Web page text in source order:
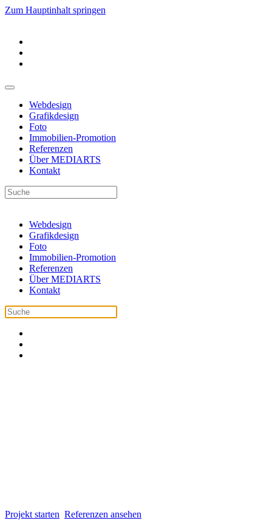
Zum Hauptinhalt springen
Webdesign
Grafikdesign
Foto
Immobilien-Promotion
Referenzen
Über MEDIARTS
Kontakt
Webdesign
Grafikdesign
Foto
Immobilien-Promotion
Referenzen
Über MEDIARTS
Kontakt
Projekt starten Referenzen ansehen